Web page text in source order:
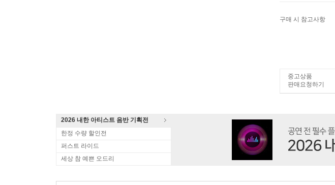
구매 시 참고사항
중고상품
판매요청하기
2026 내한 아티스트 음반 기획전
한정 수량 할인전
퍼스트 라이드
세상 참 예쁜 오드리